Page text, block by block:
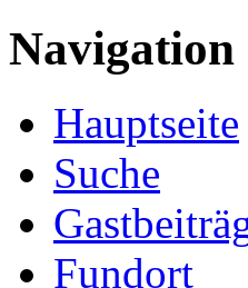
Navigation
Hauptseite
Suche
Fundort